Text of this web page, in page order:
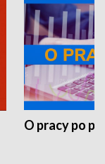
O pracy po